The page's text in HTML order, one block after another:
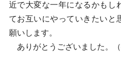
近で大変な一年になるかもし
てお互いにやっていきたいと
願いします。
ありがとうございました。（